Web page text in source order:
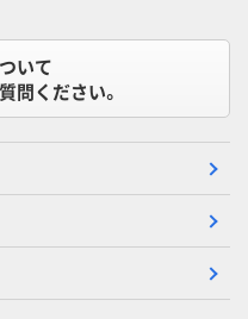
いて
問ください。